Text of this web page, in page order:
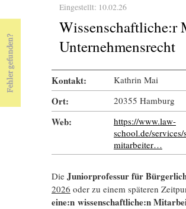
Eingestellt: 10.02.26
Wissenschaftliche:r
Unternehmensrecht
Kontakt: Kathrin Mai
Ort: 20355 Hamburg
Web:
https://www.law-
school.de/
mitarbeiter…
Die Juniorprofessur für
2026 oder zu einem späteren
eine:n wissenschaftliche:n